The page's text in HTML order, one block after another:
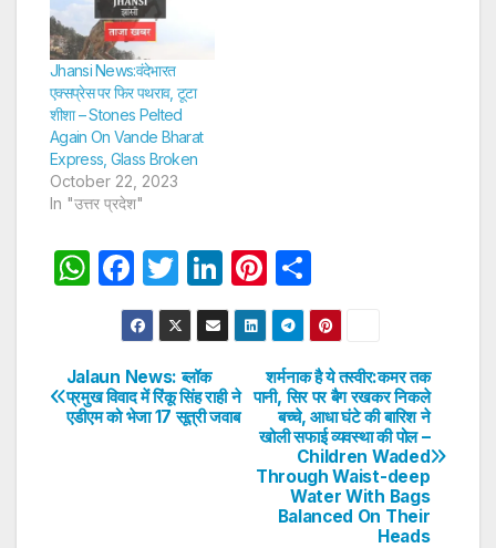
Jhansi News:वंदेभारत
एक्सप्रेस पर फिर पथराव, टूटा
शीशा – Stones Pelted
Again On Vande Bharat
Express, Glass Broken
October 22, 2023
In "उत्तर प्रदेश"
W
s
A
F
a
c
e
b
T
w
itt
er
Li
n
k
dI
Pi
nt
er
e
st
h
ar
e
Post
navigation
शर्मनाक है ये तस्वीर:कमर तक
पानी, सिर पर बैग रखकर निकले
बच्चे, आधा घंटे की बारिश ने
खोली सफाई व्यवस्था की पोल –
Children Waded
Through Waist-deep
Water With Bags
Balanced On Their
Heads
Jalaun News: ब्लॉक
प्रमुख विवाद में रिंकू सिंह राही ने
एडीएम को भेजा 17 सूत्री जवाब